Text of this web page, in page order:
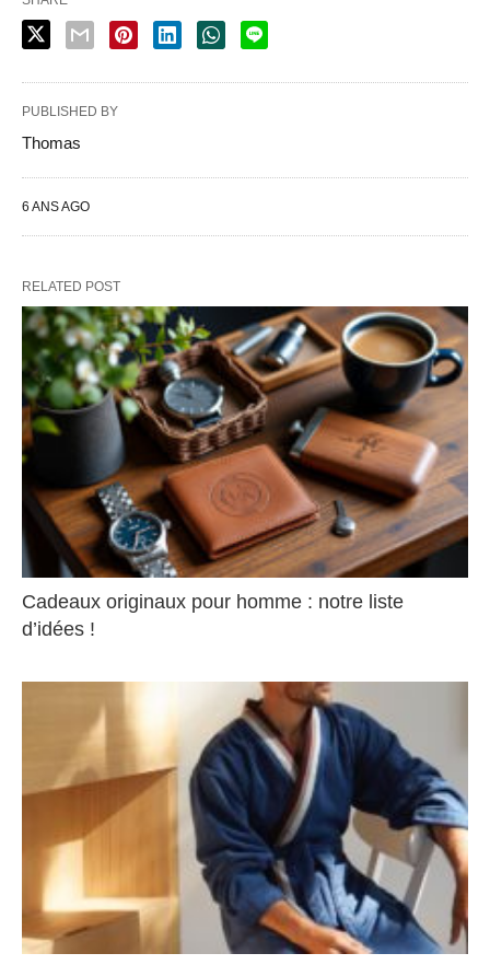
PUBLISHED BY
Thomas
6 ANS AGO
RELATED POST
Cadeaux originaux pour homme : notre liste
d’idées !